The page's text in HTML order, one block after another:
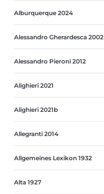
Alburquerque 2024
Alessandro Gherardesca 2002
Alessandro Pieroni 2012
Alighieri 2021
Alighieri 2021b
Allegranti 2014
Allgemeines Lexikon 1932
Alta 1927